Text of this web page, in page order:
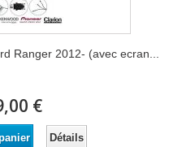
Ranger 2012- (avec ecran...
€
Détails